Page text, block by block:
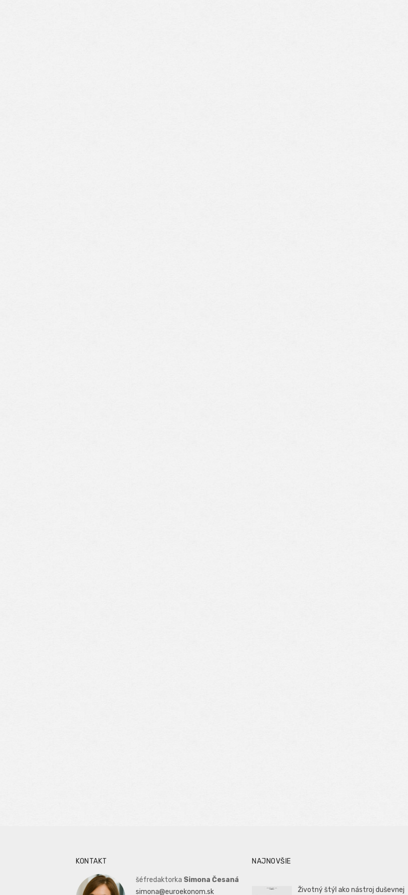
KONTAKT
šéfredaktorka Simona Česaná
simona@euroekonom.sk
NAJNOVŠIE
Životný štýl ako nástroj duševnej